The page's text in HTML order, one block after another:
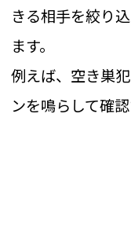
きる相手を絞り
ます。
例えば、空き巣
ンを鳴らして確